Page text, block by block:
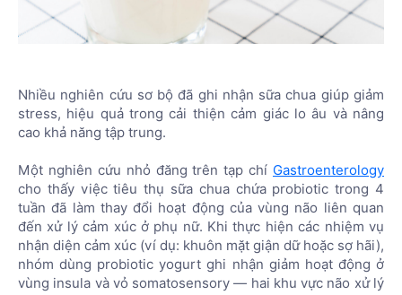
Nhiều nghiên cứu sơ bộ đã ghi nhận sữa chua giúp giảm
stress, hiệu quả trong cải thiện cảm giác lo âu và nâng
cao khả năng tập trung.
Một nghiên cứu nhỏ đăng trên tạp chí Gastroenterology
cho thấy việc tiêu thụ sữa chua chứa probiotic trong 4
tuần đã làm thay đổi hoạt động của vùng não liên quan
đến xử lý cảm xúc ở phụ nữ. Khi thực hiện các nhiệm vụ
nhận diện cảm xúc (ví dụ: khuôn mặt giận dữ hoặc sợ hãi),
nhóm dùng probiotic yogurt ghi nhận giảm hoạt động ở
vùng insula và vỏ somatosensory — hai khu vực não xử lý